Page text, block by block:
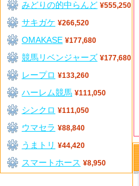
みどりの的中らんど ¥555,250
サキガケ ¥266,520
OMAKASE ¥177,680
競馬リベンジャーズ ¥177,680
レープロ ¥133,260
ハーレム競馬 ¥111,050
シンクロ ¥111,050
ウマセラ ¥88,840
うまトリ ¥44,420
スマートホース ¥8,950